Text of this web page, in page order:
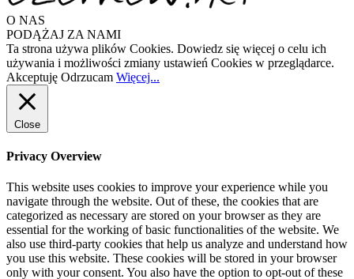
This website uses cookies to improve your experience while you
navigate through the website. Out of these, the cookies that are
categorized as necessary are stored on your browser as they are
essential for the working of basic functionalities of the website. We
also use third-party cookies that help us analyze and understand how
you use this website. These cookies will be stored in your browser
only with your consent. You also have the option to opt-out of these
browsing experience.
Necessary
Always Enabled
Necessary cookies are absolutely essential for the website to
function properly. This category only includes cookies that ensures
basic functionalities and security features of the website. These
cookies do not store any personal information.
Non-necessary